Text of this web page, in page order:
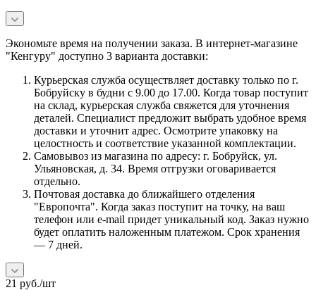
Экономьте время на получении заказа. В интернет-магазине
"Кенгуру" доступно 3 варианта доставки:
Курьерская служба осуществляет доставку только по г.
Бобруйску в будни с 9.00 до 17.00. Когда товар поступит
на склад, курьерская служба свяжется для уточнения
деталей. Специалист предложит выбрать удобное время
доставки и уточнит адрес. Осмотрите упаковку на
целостность и соответствие указанной комплектации.
Самовывоз из магазина по адресу: г. Бобруйск, ул.
Ульяновская, д. 34. Время отгрузки оговаривается
отдельно.
Почтовая доставка до ближайшего отделения
"Европочта". Когда заказ поступит на точку, на ваш
телефон или e-mail придет уникальный код. Заказ нужно
будет оплатить наложенным платежом. Срок хранения
— 7 дней.
21 руб./шт